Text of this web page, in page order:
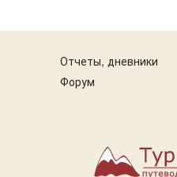
Отчеты, дневники
Форум